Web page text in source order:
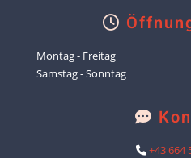

Montag - Freitag
Samstag - Sonntag

 +43 664